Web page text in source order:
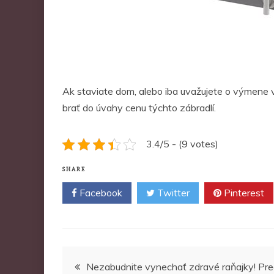
Ak staviate dom, alebo iba uvažujete o
brať do úvahy cenu týchto zábradlí.
3.4/5 - (9 votes)
SHARE
Facebook Twitter Pinterest
Navigace
Nezabudnite vynechať zdravé raňajky!